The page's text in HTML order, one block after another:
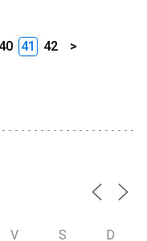
40 41 42 >
V S D